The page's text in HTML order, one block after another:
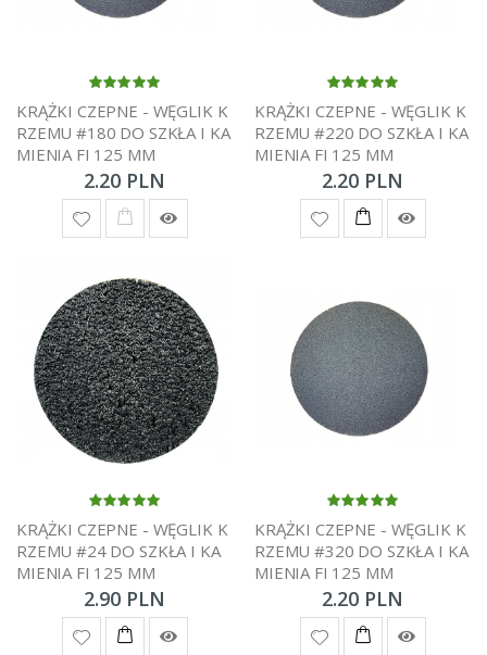
KRĄŻKI CZEPNE - WĘGLIK K
RZEMU #180 DO SZKŁA I KA
MIENIA FI 125 MM
2.20 PLN
KRĄŻKI CZEPNE - WĘGLIK K
RZEMU #220 DO SZKŁA I KA
MIENIA FI 125 MM
2.20 PLN
KRĄŻKI CZEPNE - WĘGLIK K
RZEMU #24 DO SZKŁA I KA
MIENIA FI 125 MM
2.90 PLN
KRĄŻKI CZEPNE - WĘGLIK K
RZEMU #320 DO SZKŁA I KA
MIENIA FI 125 MM
2.20 PLN